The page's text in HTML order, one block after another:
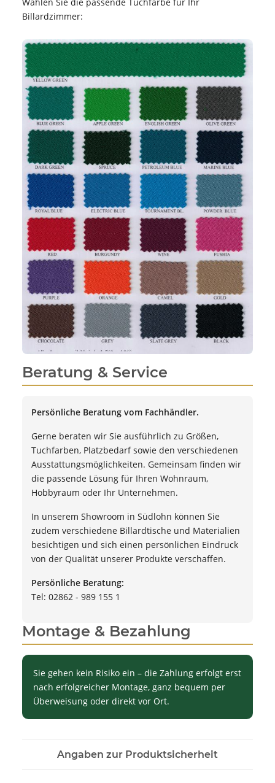
Billardzimmer:
Beratung & Service
Persönliche Beratung vom Fachhändler.
Gerne beraten wir Sie ausführlich zu Größen,
Tuchfarben, Platzbedarf sowie den verschiedenen
Ausstattungsmöglichkeiten. Gemeinsam finden wir
die passende Lösung für Ihren Wohnraum,
Hobbyraum oder Ihr Unternehmen.
In unserem Showroom in Südlohn können Sie
zudem verschiedene Billardtische und Materialien
besichtigen und sich einen persönlichen Eindruck
von der Qualität unserer Produkte verschaffen.
Persönliche Beratung:
Tel: 02862 - 989 155 1
Montage & Bezahlung
Sie gehen kein Risiko ein – die Zahlung erfolgt erst
nach erfolgreicher Montage, ganz bequem per
Überweisung oder direkt vor Ort.
Angaben zur Produktsicherheit